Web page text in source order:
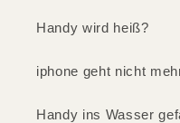
Handy wird heiß?
iphone geht nicht
Handy ins Wasser